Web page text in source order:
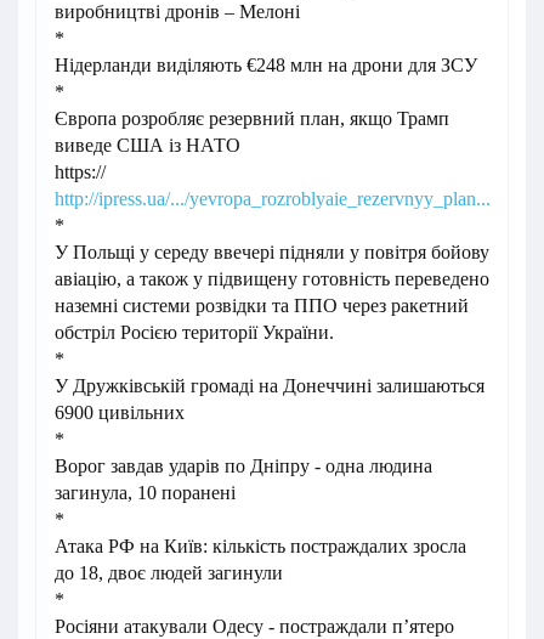
виробництві дронів – Мелоні
*
Нідерланди виділяють €248 млн на дрони для ЗСУ
*
Європа розробляє резервний план, якщо Трамп
виведе США із НАТО
https://
http://ipress.ua/.../yevropa_rozroblyaie_rezervnyy_plan...
*
У Польщі у середу ввечері підняли у повітря бойову
авіацію, а також у підвищену готовність переведено
наземні системи розвідки та ППО через ракетний
обстріл Росією території України.
*
У Дружківській громаді на Донеччині залишаються
6900 цивільних
*
Ворог завдав ударів по Дніпру - одна людина
загинула, 10 поранені
*
Атака РФ на Київ: кількість постраждалих зросла
до 18, двоє людей загинули
*
Росіяни атакували Одесу - постраждали пʼятеро